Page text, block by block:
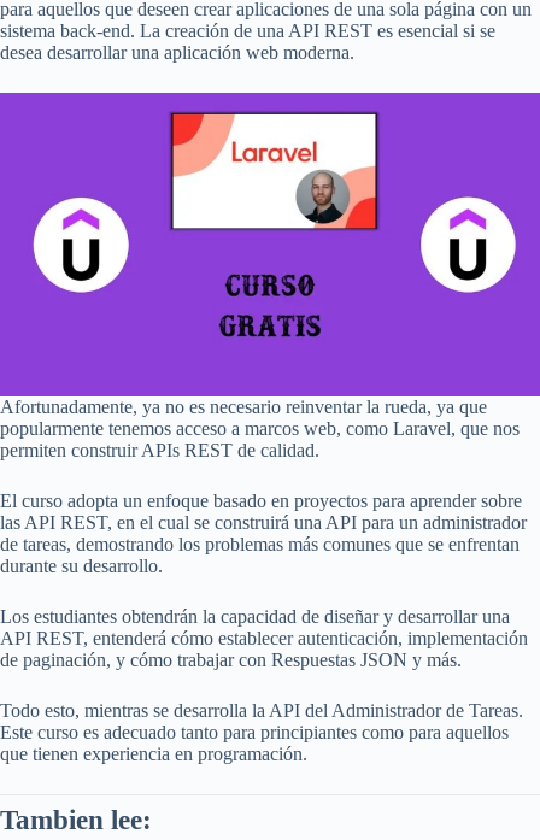
para aquellos que deseen crear aplicaciones de una sola página con un
sistema back-end. La creación de una API REST es esencial si se
desea desarrollar una aplicación web moderna.
Afortunadamente, ya no es necesario reinventar la rueda, ya que
popularmente tenemos acceso a marcos web, como Laravel, que nos
permiten construir APIs REST de calidad.
El curso adopta un enfoque basado en proyectos para aprender sobre
las API REST, en el cual se construirá una API para un administrador
de tareas, demostrando los problemas más comunes que se enfrentan
durante su desarrollo.
Los estudiantes obtendrán la capacidad de diseñar y desarrollar una
API REST, entenderá cómo establecer autenticación, implementación
de paginación, y cómo trabajar con Respuestas JSON y más.
Todo esto, mientras se desarrolla la API del Administrador de Tareas.
Este curso es adecuado tanto para principiantes como para aquellos
que tienen experiencia en programación.
Tambien lee: